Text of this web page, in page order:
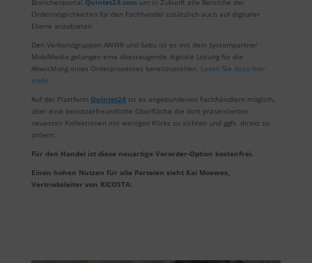
Ordermöglichkeiten für den Fachhandel zusätzlich auch auf digitaler
Ebene anzubieten.
Den Verbundgruppen ANWR und Sabu ist es mit dem Systempartner
MobiMedia gelungen eine überzeugende digitale Lösung für die
Abwicklung eines Orderprozesses bereitzustellen. Lesen Sie dazu hier
mehr.
Auf der Plattform Quintet24ist es angebundenen Fachhändlern möglich,
über eine benutzerfreundliche Oberfläche die dort präsentierten
neuesten Kollektionen mit wenigen Klicks zu sichten und ggfs. direkt zu
ordern.
Für den Handel ist diese neuartige Vororder-Option kostenfrei.
Einen hohen Nutzen für alle Parteien sieht Kai Moewes,
Vertriebsleiter von RICOSTA: